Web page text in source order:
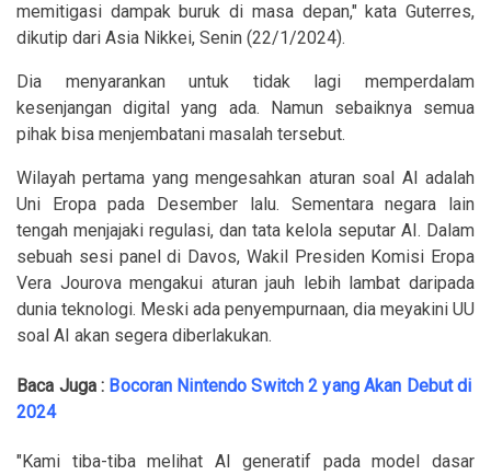
memitigasi dampak buruk di masa depan," kata Guterres,
dikutip dari Asia Nikkei, Senin (22/1/2024).
Dia menyarankan untuk tidak lagi memperdalam
kesenjangan digital yang ada. Namun sebaiknya semua
pihak bisa menjembatani masalah tersebut.
Wilayah pertama yang mengesahkan aturan soal AI adalah
Uni Eropa pada Desember lalu. Sementara negara lain
tengah menjajaki regulasi, dan tata kelola seputar AI. Dalam
sebuah sesi panel di Davos, Wakil Presiden Komisi Eropa
Vera Jourova mengakui aturan jauh lebih lambat daripada
dunia teknologi. Meski ada penyempurnaan, dia meyakini UU
soal AI akan segera diberlakukan.
Baca Juga : Bocoran Nintendo Switch 2 yang Akan Debut di
2024
"Kami tiba-tiba melihat AI generatif pada model dasar